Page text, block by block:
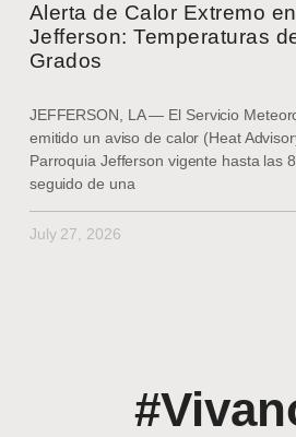
Alerta de Calor Extremo
Jefferson: Temperaturas
Grados
JEFFERSON, LA — El Servicio
emitido un aviso de calor (Heat
Parroquia Jefferson vigente hasta las
seguido de una
July 27, 2026